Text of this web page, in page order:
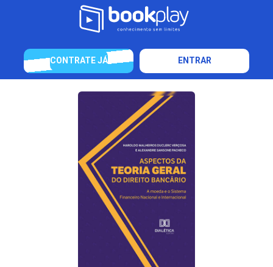
CONTRATE JÁ ENTRAR